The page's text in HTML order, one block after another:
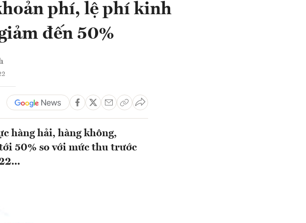
phí, lệ phí kinh
đến 50%
hàng hải, hàng không,
50% so với mức thu trước